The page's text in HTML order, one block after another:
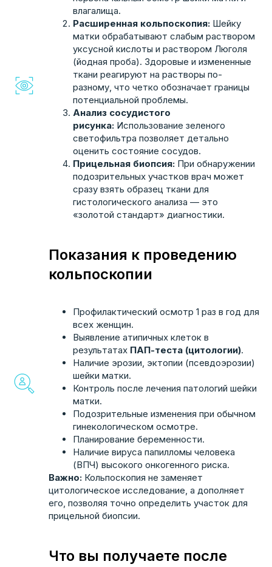
влагалища.
Расширенная кольпоскопия: Шейку
матки обрабатывают слабым раствором
уксусной кислоты и раствором Люголя
(йодная проба). Здоровые и измененные
ткани реагируют на растворы по-
разному, что четко обозначает границы
потенциальной проблемы.
Анализ сосудистого
рисунка: Использование зеленого
светофильтра позволяет детально
оценить состояние сосудов.
Прицельная биопсия: При обнаружении
подозрительных участков врач может
сразу взять образец ткани для
гистологического анализа — это
«золотой стандарт» диагностики.
Показания к проведению
кольпоскопии
Профилактический осмотр 1 раз в год для
всех женщин.
Выявление атипичных клеток в
результатах ПАП-теста (цитологии).
Наличие эрозии, эктопии (псевдоэрозии)
шейки матки.
Контроль после лечения патологий шейки
матки.
Подозрительные изменения при обычном
гинекологическом осмотре.
Планирование беременности.
Наличие вируса папилломы человека
(ВПЧ) высокого онкогенного риска.
Важно: Кольпоскопия не заменяет
цитологическое исследование, а дополняет
его, позволяя точно определить участок для
прицельной биопсии.
Что вы получаете после
ЗАПИШИТЕСЬ НА
ПРИЕМ ОНЛАЙН
Выберите удобного специалиста — займёт
не больше двух минут
ОНЛАЙН-ЗАПИСЬ
Работаем по ДМС
Подтвердим в течении 15
минут
Скидка при онлайн-записи